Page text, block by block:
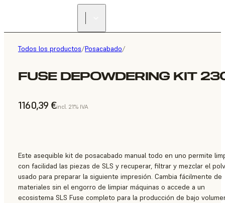
Todos los productos/Posacabado/
FUSE DEPOWDERING KIT
1160,39 €incl. 21% IVA
Este asequible kit de posacabado manual todo en uno permite
con facilidad las piezas de SLS y recuperar, filtrar y mezclar el
usado para preparar la siguiente impresión. Cambia fácilmente de
materiales sin el engorro de limpiar máquinas o accede a un
ecosistema SLS Fuse completo para la producción de bajo